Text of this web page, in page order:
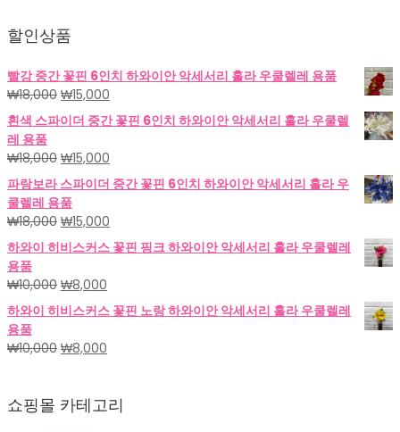
할인상품
빨강 중간 꽃핀 6인치 하와이안 악세서리 훌라 우쿨렐레 용품
₩18,000 원
래
가
격:
₩18,000.
₩15,000
재
가
₩15,000.
흰색 스파이더 중간 꽃핀 6인치 하와이안 악세서리 훌라 우쿨렐
레 용품
₩18,000 원
래
가
격:
₩18,000.
₩15,000
재
가
₩15,000.
파랑보라 스파이더 중간 꽃핀 6인치 하와이안 악세서리 훌라 우
쿨렐레 용품
₩18,000 원
래
가
격:
₩18,000.
₩15,000
재
가
하와이 히비스커스 꽃핀 핑크 하와이안 악세서리 훌라 우쿨렐레
용품
₩10,000 원
래
가
격:
₩10,000.
₩8,000
재
가
₩8,000.
하와이 히비스커스 꽃핀 노랑 하와이안 악세서리 훌라 우쿨렐레
용품
₩10,000 원
격:
₩8,000
격:
쇼핑몰 카테고리